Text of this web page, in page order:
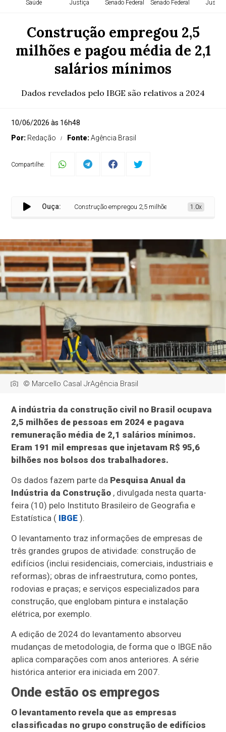
Saúde Justiça Senado Federal Senado Federal Justiça
Construção empregou 2,5
milhões e pagou média de 2,1
salários mínimos
Dados revelados pelo IBGE são relativos a 2024
10/06/2026 às 16h48
Por: Redação Fonte:Agência Brasil
Compartilhe:
Ouça:Construção empregou 2,5 milhões e pagou média de 2,1
1.0x
© Marcello Casal JrAgência Brasil
A indústria da construção civil no Brasil ocupava
2,5 milhões de pessoas em 2024 e pagava
remuneração média de 2,1 salários mínimos.
Eram 191 mil empresas que injetavam R$ 95,6
bilhões nos bolsos dos trabalhadores.
Os dados fazem parte da Pesquisa Anual da
Indústria da Construção , divulgada nesta quarta-
feira (10) pelo Instituto Brasileiro de Geografia e
Estatística ( IBGE ).
O levantamento traz informações de empresas de
três grandes grupos de atividade: construção de
edifícios (inclui residenciais, comerciais, industriais e
reformas); obras de infraestrutura, como pontes,
rodovias e praças; e serviços especializados para
construção, que englobam pintura e instalação
elétrica, por exemplo.
A edição de 2024 do levantamento absorveu
mudanças de metodologia, de forma que o IBGE não
aplica comparações com anos anteriores. A série
histórica anterior era iniciada em 2007.
Onde estão os empregos
O levantamento revela que as empresas
classificadas no grupo construção de edifícios